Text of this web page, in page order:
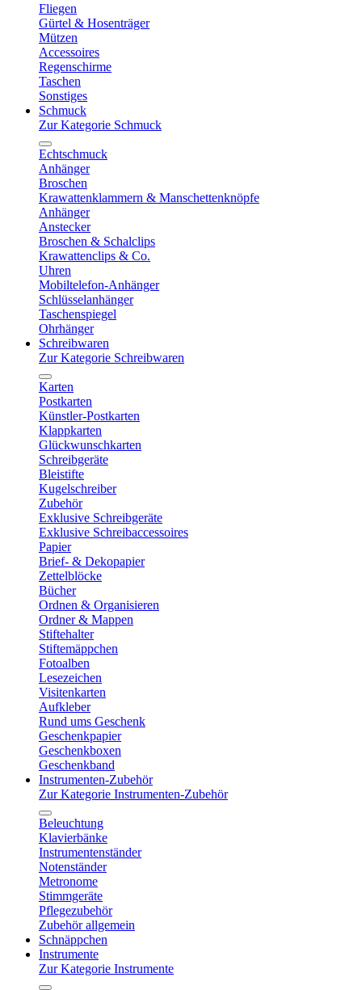
Fliegen
Gürtel & Hosenträger
Mützen
Accessoires
Regenschirme
Taschen
Sonstiges
Schmuck
Zur Kategorie Schmuck
Echtschmuck
Anhänger
Broschen
Krawattenklammern & Manschettenknöpfe
Anhänger
Anstecker
Broschen & Schalclips
Krawattenclips & Co.
Uhren
Mobiltelefon-Anhänger
Schlüsselanhänger
Taschenspiegel
Ohrhänger
Schreibwaren
Zur Kategorie Schreibwaren
Karten
Postkarten
Künstler-Postkarten
Klappkarten
Glückwunschkarten
Schreibgeräte
Bleistifte
Kugelschreiber
Zubehör
Exklusive Schreibgeräte
Exklusive Schreibaccessoires
Papier
Brief- & Dekopapier
Zettelblöcke
Bücher
Ordnen & Organisieren
Ordner & Mappen
Stiftehalter
Stiftemäppchen
Fotoalben
Lesezeichen
Visitenkarten
Aufkleber
Rund ums Geschenk
Geschenkpapier
Geschenkboxen
Geschenkband
Instrumenten-Zubehör
Zur Kategorie Instrumenten-Zubehör
Beleuchtung
Klavierbänke
Instrumentenständer
Notenständer
Metronome
Stimmgeräte
Pflegezubehör
Zubehör allgemein
Schnäppchen
Instrumente
Zur Kategorie Instrumente